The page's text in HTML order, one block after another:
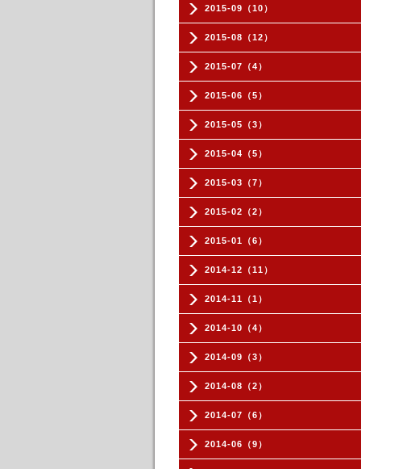
2015-09（10）
2015-08（12）
2015-07（4）
2015-06（5）
2015-05（3）
2015-04（5）
2015-03（7）
2015-02（2）
2015-01（6）
2014-12（11）
2014-11（1）
2014-10（4）
2014-09（3）
2014-08（2）
2014-07（6）
2014-06（9）